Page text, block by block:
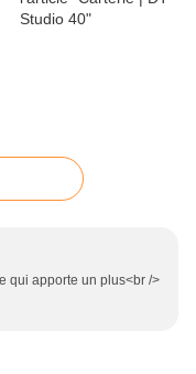
qui apporte un plus<br />